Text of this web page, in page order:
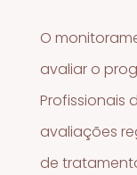
O
avaliar o
Profissionais
avaliações
de